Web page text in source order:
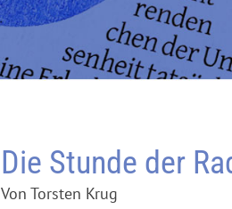
Die Stunde der
Von Torsten Krug